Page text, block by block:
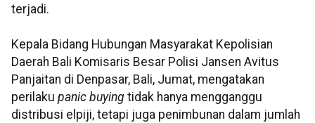
terjadi.
Kepala Bidang Hubungan Masyarakat Kepolisian
Daerah Bali Komisaris Besar Polisi Jansen Avitus
Panjaitan di Denpasar, Bali, Jumat, mengatakan
perilaku panic buying tidak hanya mengganggu
distribusi elpiji, tetapi juga penimbunan dalam jumlah